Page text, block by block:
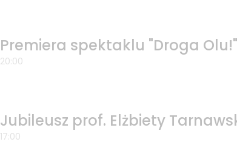
Premiera spektaklu "Droga
20:00
Jubileusz prof. Elżbiety
17:00